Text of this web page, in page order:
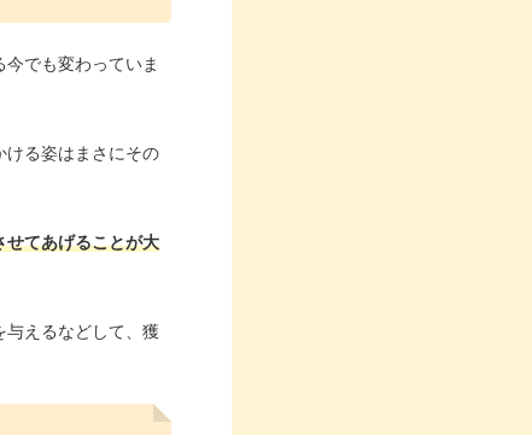
でも変わっていま
ける姿はまさにその
せてあげることが大
えるなどして、獲